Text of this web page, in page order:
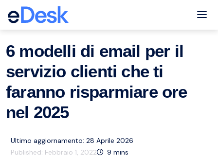
eCommerce Support Central Risorse
6 modelli di email per il
servizio clienti che ti
faranno risparmiare ore
nel 2025
Ultimo aggiornamento: 28 Aprile 2026
Published: Febbraio 1, 2022 9 mins